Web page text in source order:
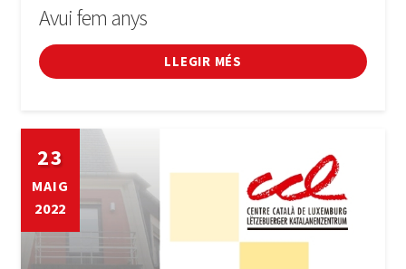
Avui fem anys
LLEGIR MÉS
23
MAIG
2022